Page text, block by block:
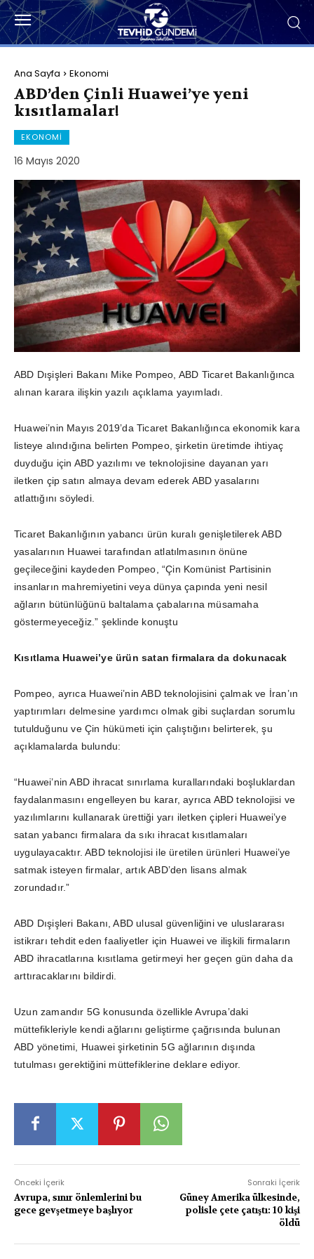
Ana Sayfa Ekonomi
ABD’den Çinli Huawei’ye yeni
kısıtlamalar!
EKONOMI
16 Mayıs 2020
ABD Dışişleri Bakanı Mike Pompeo, ABD Ticaret Bakanlığınca
alınan karara ilişkin yazılı açıklama yayımladı.
Huawei’nin Mayıs 2019’da Ticaret Bakanlığınca ekonomik kara
listeye alındığına belirten Pompeo, şirketin üretimde ihtiyaç
duyduğu için ABD yazılımı ve teknolojisine dayanan yarı
iletken çip satın almaya devam ederek ABD yasalarını
atlattığını söyledi.
Ticaret Bakanlığının yabancı ürün kuralı genişletilerek ABD
yasalarının Huawei tarafından atlatılmasının önüne
geçileceğini kaydeden Pompeo, “Çin Komünist Partisinin
insanların mahremiyetini veya dünya çapında yeni nesil
ağların bütünlüğünü baltalama çabalarına müsamaha
göstermeyeceğiz.” şeklinde konuştu
Kısıtlama Huawei’ye ürün satan firmalara da dokunacak
Pompeo, ayrıca Huawei’nin ABD teknolojisini çalmak ve İran’ın
yaptırımları delmesine yardımcı olmak gibi suçlardan sorumlu
tutulduğunu ve Çin hükümeti için çalıştığını belirterek, şu
açıklamalarda bulundu:
“Huawei’nin ABD ihracat sınırlama kurallarındaki boşluklardan
faydalanmasını engelleyen bu karar, ayrıca ABD teknolojisi ve
yazılımlarını kullanarak ürettiği yarı iletken çipleri Huawei’ye
satan yabancı firmalara da sıkı ihracat kısıtlamaları
uygulayacaktır. ABD teknolojisi ile üretilen ürünleri Huawei’ye
satmak isteyen firmalar, artık ABD’den lisans almak
zorundadır.”
ABD Dışişleri Bakanı, ABD ulusal güvenliğini ve uluslararası
istikrarı tehdit eden faaliyetler için Huawei ve ilişkili firmaların
ABD ihracatlarına kısıtlama getirmeyi her geçen gün daha da
arttıracaklarını bildirdi.
Uzun zamandır 5G konusunda özellikle Avrupa’daki
müttefikleriyle kendi ağlarını geliştirme çağrısında bulunan
ABD yönetimi, Huawei şirketinin 5G ağlarının dışında
tutulması gerektiğini müttefiklerine deklare ediyor.
Önceki İçerik
Avrupa, sınır önlemlerini bu
gece gevşetmeye başlıyor
Sonraki İçerik
Güney Amerika ülkesinde,
polisle çete çatıştı: 10 kişi
öldü